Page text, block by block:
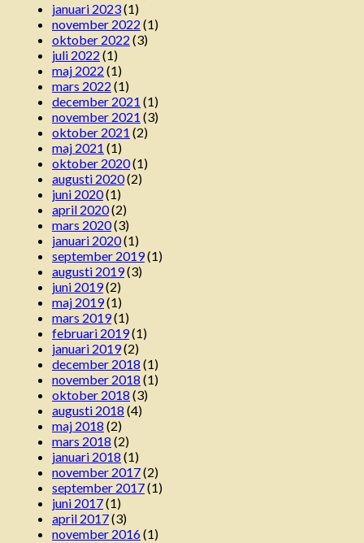
januari 2023(1)
november 2022 (1)
oktober 2022 (3)
juli 2022 (1)
maj 2022 (1)
mars 2022 (1)
december 2021 (1)
november 2021 (3)
oktober 2021 (2)
maj 2021 (1)
oktober 2020(1)
augusti 2020(2)
juni 2020(1)
april 2020(2)
mars 2020(3)
januari 2020(1)
september 2019(1)
augusti 2019(3)
juni 2019(2)
maj 2019(1)
mars 2019(1)
februari 2019(1)
januari 2019(2)
december 2018 (1)
november 2018 (1)
oktober 2018 (3)
augusti 2018 (4)
maj 2018 (2)
mars 2018 (2)
januari 2018 (1)
november 2017(2)
september 2017(1)
juni 2017(1)
april 2017(3)
november 2016(1)